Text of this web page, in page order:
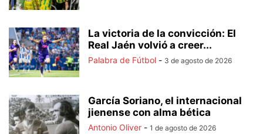
La victoria de la convicción: El
Real Jaén volvió a creer...
Palabra de Fútbol - 3 de agosto de 2026
García Soriano, el internacional
jienense con alma bética
Antonio Oliver - 1 de agosto de 2026